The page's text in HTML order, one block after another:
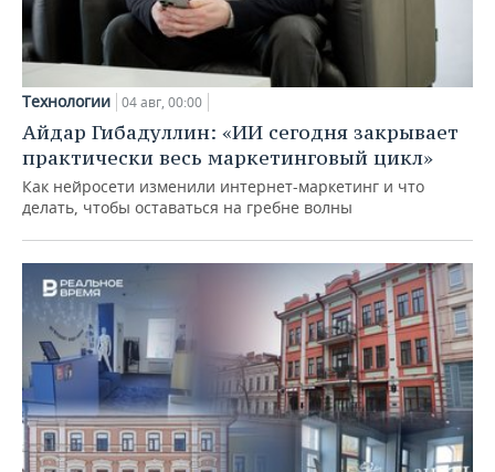
Технологии 04 авг, 00:00
Айдар Гибадуллин: «ИИ сегодня закрывает
практически весь маркетинговый цикл»
Как нейросети изменили интернет-маркетинг и что
делать, чтобы оставаться на гребне волны